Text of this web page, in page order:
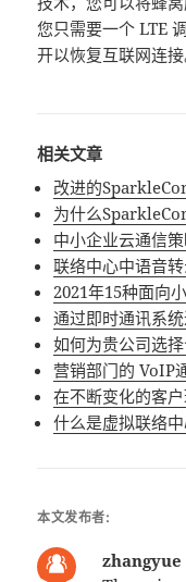
您只需要一个 LTE
开以恢复互联网连接
相关文章
改进的
为什么
中小企业云通信策
联络中心中语音转
2021年15种面向
通过即时通讯系
如何为贵公司选
营销部门的 VoIP
在不断变化的客
什么是虚拟联络
本文发布者:
zhangyue